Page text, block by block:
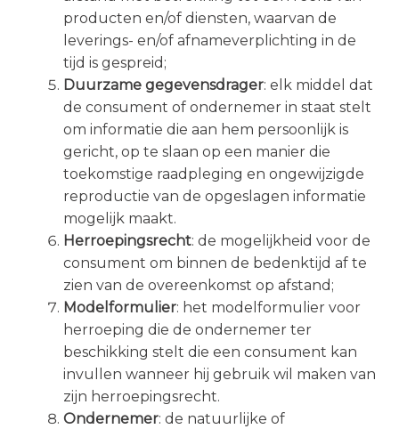
producten en/of diensten, waarvan de
leverings- en/of afnameverplichting in de
tijd is gespreid;
Duurzame gegevensdrager: elk middel dat
de consument of ondernemer in staat stelt
om informatie die aan hem persoonlijk is
gericht, op te slaan op een manier die
toekomstige raadpleging en ongewijzigde
reproductie van de opgeslagen informatie
mogelijk maakt.
Herroepingsrecht: de mogelijkheid voor de
consument om binnen de bedenktijd af te
zien van de overeenkomst op afstand;
Modelformulier: het modelformulier voor
herroeping die de ondernemer ter
beschikking stelt die een consument kan
invullen wanneer hij gebruik wil maken van
zijn herroepingsrecht.
Ondernemer: de natuurlijke of